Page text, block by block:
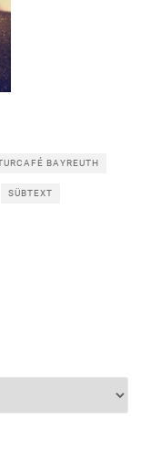
BAYREUTH
SÜBTEXT